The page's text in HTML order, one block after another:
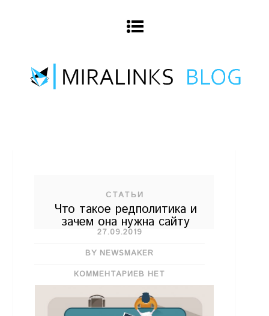
СТАТЬИ
Что такое редполитика и
зачем она нужна сайту
27.09.2019
BY NEWSMAKER
КОММЕНТАРИЕВ НЕТ